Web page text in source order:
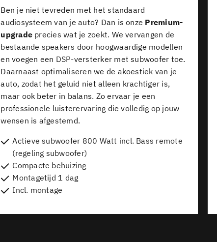
Ben je niet tevreden met het standaard
audiosysteem van je auto? Dan is onze Premium-
upgrade precies wat je zoekt. We vervangen de
bestaande speakers door hoogwaardige modellen
en voegen een DSP-versterker met subwoofer toe.
Daarnaast optimaliseren we de akoestiek van je
auto, zodat het geluid niet alleen krachtiger is,
maar ook beter in balans. Zo ervaar je een
professionele luisterervaring die volledig op jouw
wensen is afgestemd.
Actieve subwoofer 800 Watt incl. Bass remote
(regeling subwoofer)
Compacte behuizing
Montagetijd 1 dag
Incl. montage